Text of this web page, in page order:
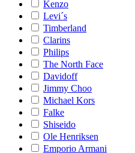
Kenzo
Levi´s
Timberland
Clarins
Philips
The North Face
Davidoff
Jimmy Choo
Michael Kors
Falke
Shiseido
Ole Henriksen
Emporio Armani